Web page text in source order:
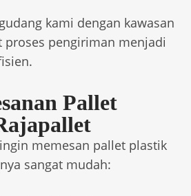
kami dengan kawasan
pengiriman menjadi
Pallet
memesan pallet plastik
sangat mudah: